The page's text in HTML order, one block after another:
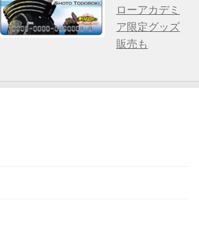
ローアカデミ
ア限定グッズ
販売も